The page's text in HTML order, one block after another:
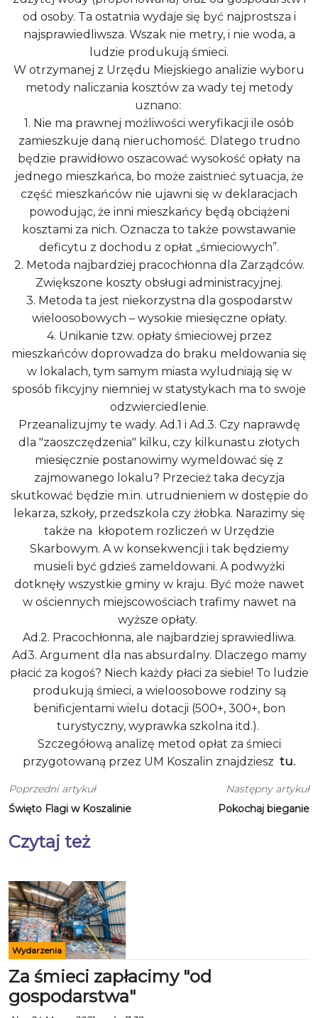
od osoby. Ta ostatnia wydaje się być najprostsza i
najsprawiedliwsza. Wszak nie metry, i nie woda, a
ludzie produkują śmieci.
W otrzymanej z Urzędu Miejskiego analizie wyboru
metody naliczania kosztów za wady tej metody
uznano:
1. Nie ma prawnej możliwości weryfikacji ile osób
zamieszkuje daną nieruchomość. Dlatego trudno
będzie prawidłowo oszacować wysokość opłaty na
jednego mieszkańca, bo może zaistnieć sytuacja, że
część mieszkańców nie ujawni się w deklaracjach
powodując, że inni mieszkańcy będą obciążeni
kosztami za nich. Oznacza to także powstawanie
deficytu z dochodu z opłat „śmieciowych”.
2. Metoda najbardziej pracochłonna dla Zarządców.
Zwiększone koszty obsługi administracyjnej.
3. Metoda ta jest niekorzystna dla gospodarstw
wieloosobowych – wysokie miesięczne opłaty.
4. Unikanie tzw. opłaty śmieciowej przez
mieszkańców doprowadza do braku meldowania się
w lokalach, tym samym miasta wyludniają się w
sposób fikcyjny niemniej w statystykach ma to swoje
odzwierciedlenie.
Przeanalizujmy te wady. Ad.1 i Ad.3. Czy naprawdę
dla "zaoszczędzenia" kilku, czy kilkunastu złotych
miesięcznie postanowimy wymeldować się z
zajmowanego lokalu? Przecież taka decyzja
skutkować będzie m.in. utrudnieniem w dostępie do
lekarza, szkoły, przedszkola czy żłobka. Narazimy się
także na kłopotem rozliczeń w Urzędzie
Skarbowym. A w konsekwencji i tak będziemy
musieli być gdzieś zameldowani. A podwyżki
dotknęły wszystkie gminy w kraju. Być może nawet
w ościennych miejscowościach trafimy nawet na
wyższe opłaty.
Ad.2. Pracochłonna, ale najbardziej sprawiedliwa.
Ad3. Argument dla nas absurdalny. Dlaczego mamy
płacić za kogoś? Niech każdy płaci za siebie! To ludzie
produkują śmieci, a wieloosobowe rodziny są
benificjentami wielu dotacji (500+, 300+, bon
turystyczny, wyprawka szkolna itd.).
Szczegółową analizę metod opłat za śmieci
przygotowaną przez UM Koszalin znajdziesz tu.
Poprzedni artykuł
Święto Flagi w Koszalinie
Następny artykuł
Pokochaj bieganie
Czytaj też
Wydarzenia
Za śmieci zapłacimy "od
gospodarstwa"